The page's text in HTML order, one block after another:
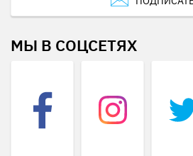
МЫ В СОЦСЕТЯХ